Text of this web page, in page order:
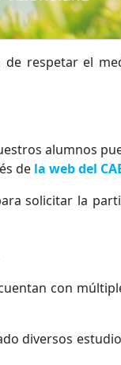
respetar el
alumnos
de la web del
solicitar la
con
diversos